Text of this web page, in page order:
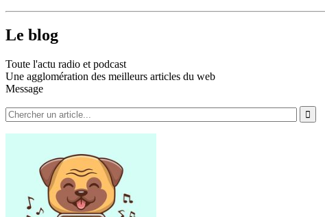
Le blog
Toute l'actu radio et podcast
Une agglomération des meilleurs articles du web
Message